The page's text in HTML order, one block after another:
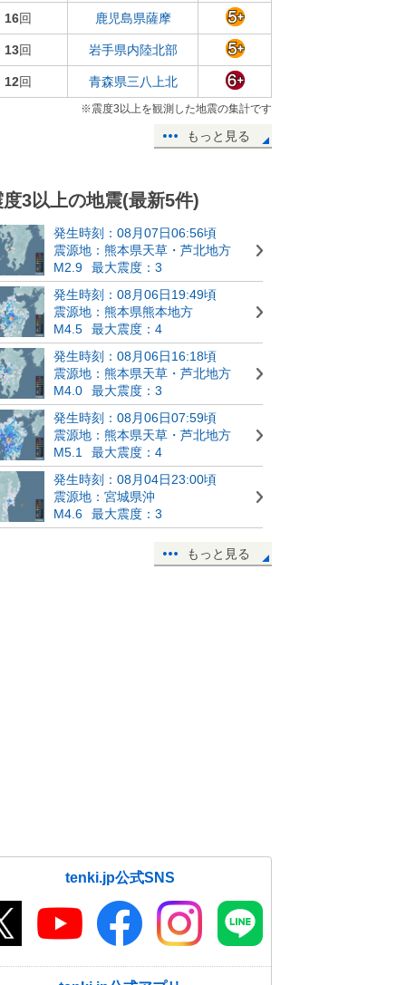
16回 鹿児島県薩摩
13回 岩手県内陸北部
12回 青森県三八上北
※震度3以上を観測した地震の集計です
もっと見る
度3以上の地震(最新5件)
発生時刻：08月07日06:56頃
震源地：熊本県天草・芦北地方
M2.9
最大震度：3
発生時刻：08月06日19:49頃
震源地：熊本県熊本地方
M4.5
最大震度：4
発生時刻：08月06日16:18頃
震源地：熊本県天草・芦北地方
M4.0
最大震度：3
発生時刻：08月06日07:59頃
震源地：熊本県天草・芦北地方
M5.1
最大震度：4
発生時刻：08月04日23:00頃
震源地：宮城県沖
M4.6
最大震度：3
もっと見る
tenki.jp公式SNS